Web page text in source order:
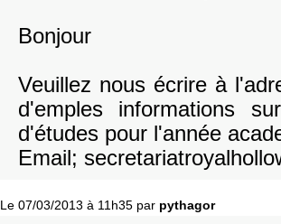
Bonjour
Veuillez nous écrire à
d'emples informations
d'études pour l'année
Email;
Le 07/03/2013 à 11h35 par pythagor